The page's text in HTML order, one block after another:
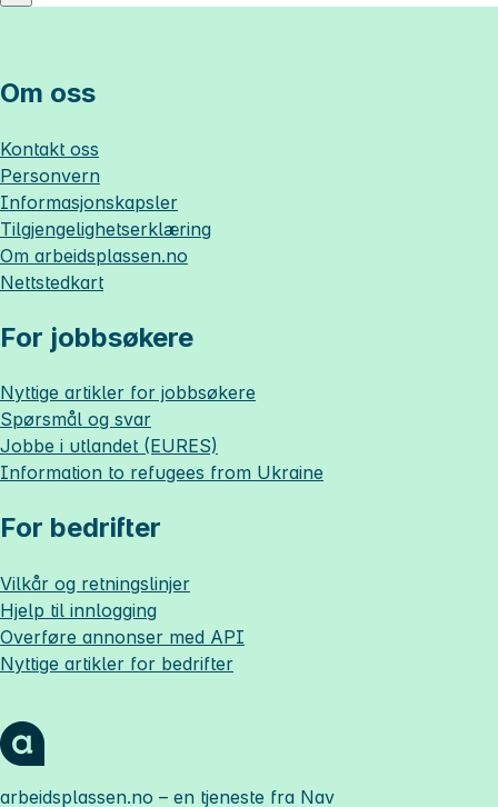
Om oss
Kontakt oss
Personvern
Informasjonskapsler
Tilgjengelighetserklæring
Om arbeidsplassen.no
Nettstedkart
For jobbsøkere
Nyttige artikler for jobbsøkere
Spørsmål og svar
Jobbe i utlandet (EURES)
Information to refugees from Ukraine
For bedrifter
Vilkår og retningslinjer
Hjelp til innlogging
Overføre annonser med API
Nyttige artikler for bedrifter
arbeidsplassen.no – en tjeneste fra Nav